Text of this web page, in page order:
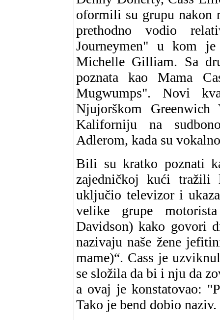
oformili su grupu nakon
prethodno vodio
Journeymen" u kom je
Michelle Gilliam. Sa
poznata kao Mama
Mugwumps". Novi
Njujorškom
Kaliforniju na
Adlerom, kada su
Bili su kratko poznati
zajedničkoj kući tražili
uključio televizor i
velike grupe
Davidson) kako govori
nazivaju naše žene
mame)“. Cass je
se složila da bi i nju da
a ovaj je konstatovao:
Tako je bend dobio naziv.